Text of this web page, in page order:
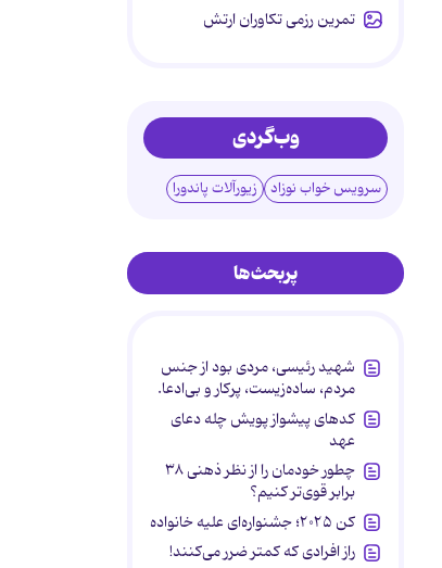
تمرین رزمی تکاوران ارتش
وب‌گردی
سرویس خواب نوزاد زیورآلات پاندورا
پربحث‌ها
شهید رئیسی، مردی بود از جنس
مردم، ساده‌زیست، پرکار و بی‌ادعا.
کدهای پیشواز پویش چله دعای
عهد
چطور خودمان را از نظر ذهنی ۳۸
برابر قوی‌تر کنیم؟
کن ۲۰۲۵؛ جشنواره‌ای علیه خانواده
راز افرادی که کمتر ضرر می‌کنند!